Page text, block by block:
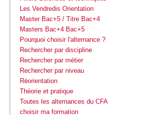
Les Vendredis Orientation
Master Bac+5 / Titre Bac+4
Masters Bac+4 Bac+5
Pourquoi choisir l'alternance ?
Rechercher par discipline
Rechercher par métier
Rechercher par niveau
Réorientation
Théorie et pratique
Toutes les alternances du CFA
choisir ma formation